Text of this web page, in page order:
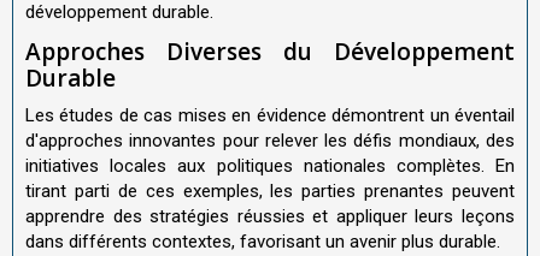
développement durable.
Approches Diverses du Développement
Durable
Les études de cas mises en évidence démontrent un éventail
d'approches innovantes pour relever les défis mondiaux, des
initiatives locales aux politiques nationales complètes. En
tirant parti de ces exemples, les parties prenantes peuvent
apprendre des stratégies réussies et appliquer leurs leçons
dans différents contextes, favorisant un avenir plus durable.